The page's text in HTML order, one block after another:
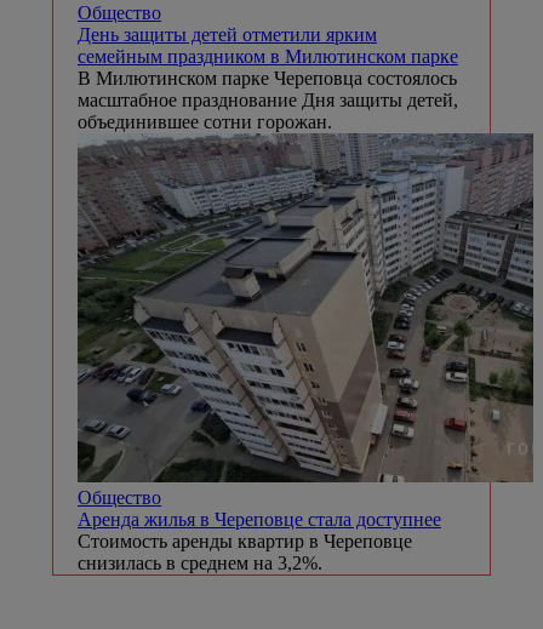
Общество
День защиты детей отметили ярким
семейным праздником в Милютинском парке
В Милютинском парке Череповца состоялось
масштабное празднование Дня защиты детей,
объединившее сотни горожан.
Общество
Аренда жилья в Череповце стала доступнее
Стоимость аренды квартир в Череповце
снизилась в среднем на 3,2%.